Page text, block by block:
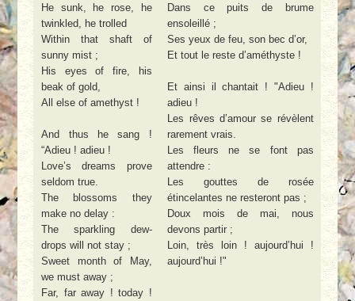
He sunk, he rose, he
twinkled, he trolled
Within that shaft of
sunny mist ;
His eyes of fire, his
beak of gold,
All else of amethyst !
And thus he sang !
“Adieu ! adieu !
Love’s dreams prove
seldom true.
The blossoms they
make no delay :
The sparkling dew-
drops will not stay ;
Sweet month of May,
we must away ;
Far, far away ! today !
Dans ce puits de brume
ensoleillé ;
Ses yeux de feu, son bec d’or,
Et tout le reste d’améthyste !
Et ainsi il chantait ! "Adieu !
adieu !
Les rêves d’amour se révèlent
rarement vrais.
Les fleurs ne se font pas
attendre :
Les gouttes de rosée
étincelantes ne resteront pas ;
Doux mois de mai, nous
devons partir ;
Loin, très loin ! aujourd’hui !
aujourd’hui !"